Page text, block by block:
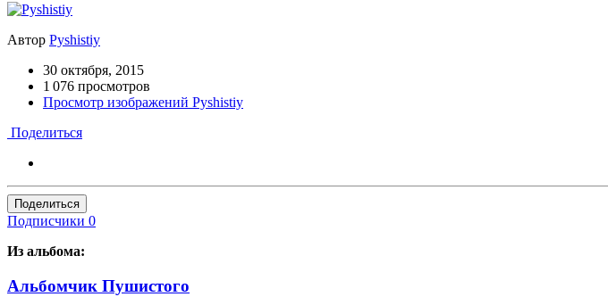
Автор Pyshistiy
30 октября, 2015
1 076 просмотров
Просмотр изображений Pyshistiy
Поделиться
Поделиться
Подписчики 0
Из альбома:
Альбомчик Пушистого